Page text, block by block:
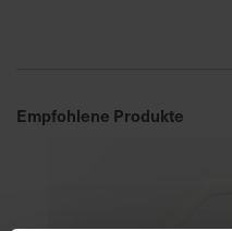
Empfohlene Produkte